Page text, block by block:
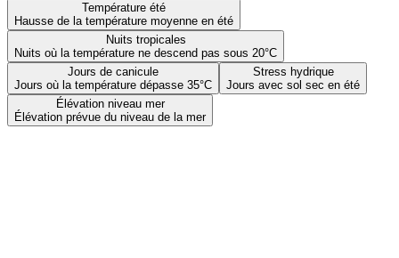
Température été
Hausse de la température moyenne en été
Nuits tropicales
Nuits où la température ne descend pas sous 20°C
Jours de canicule
Jours où la température dépasse 35°C
Stress hydrique
Jours avec sol sec en été
Élévation niveau mer
Élévation prévue du niveau de la mer